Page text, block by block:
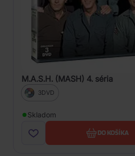
M.A.S.H. (MASH) 4. séria
3DVD
Skladom
DO KOŠÍKA